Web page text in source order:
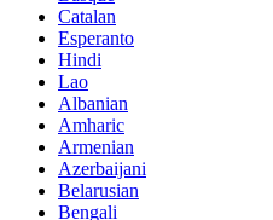
Catalan
Esperanto
Hindi
Lao
Albanian
Amharic
Armenian
Azerbaijani
Belarusian
Bengali